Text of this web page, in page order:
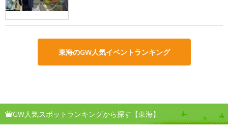
東海のGW人気イベントランキング
GW人気スポットランキングから探す【東海】